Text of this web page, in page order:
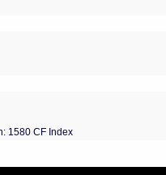
1580 CF Index